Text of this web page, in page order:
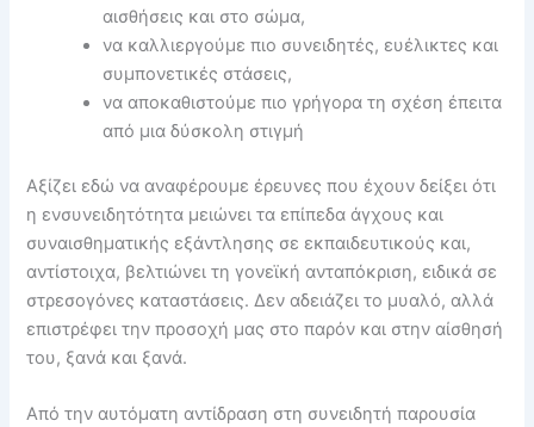
αισθήσεις και στο σώμα,
να καλλιεργούμε πιο συνειδητές, ευέλικτες και
συμπονετικές στάσεις,
να αποκαθιστούμε πιο γρήγορα τη σχέση έπειτα
από μια δύσκολη στιγμή
Αξίζει εδώ να αναφέρουμε έρευνες που έχουν δείξει ότι
η ενσυνειδητότητα μειώνει τα επίπεδα άγχους και
συναισθηματικής εξάντλησης σε εκπαιδευτικούς και,
αντίστοιχα, βελτιώνει τη γονεϊκή ανταπόκριση, ειδικά σε
στρεσογόνες καταστάσεις. Δεν αδειάζει το μυαλό, αλλά
επιστρέφει την προσοχή μας στο παρόν και στην αίσθησή
του, ξανά και ξανά.
Από την αυτόματη αντίδραση στη συνειδητή παρουσία